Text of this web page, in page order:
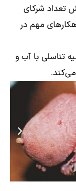
تعداد شرکای
مهم در
تناسلی با آب و